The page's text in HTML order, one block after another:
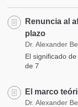
Renuncia al
plazo
Dr. Alexander
El significado
de 7
El marco
Dr. Alexander